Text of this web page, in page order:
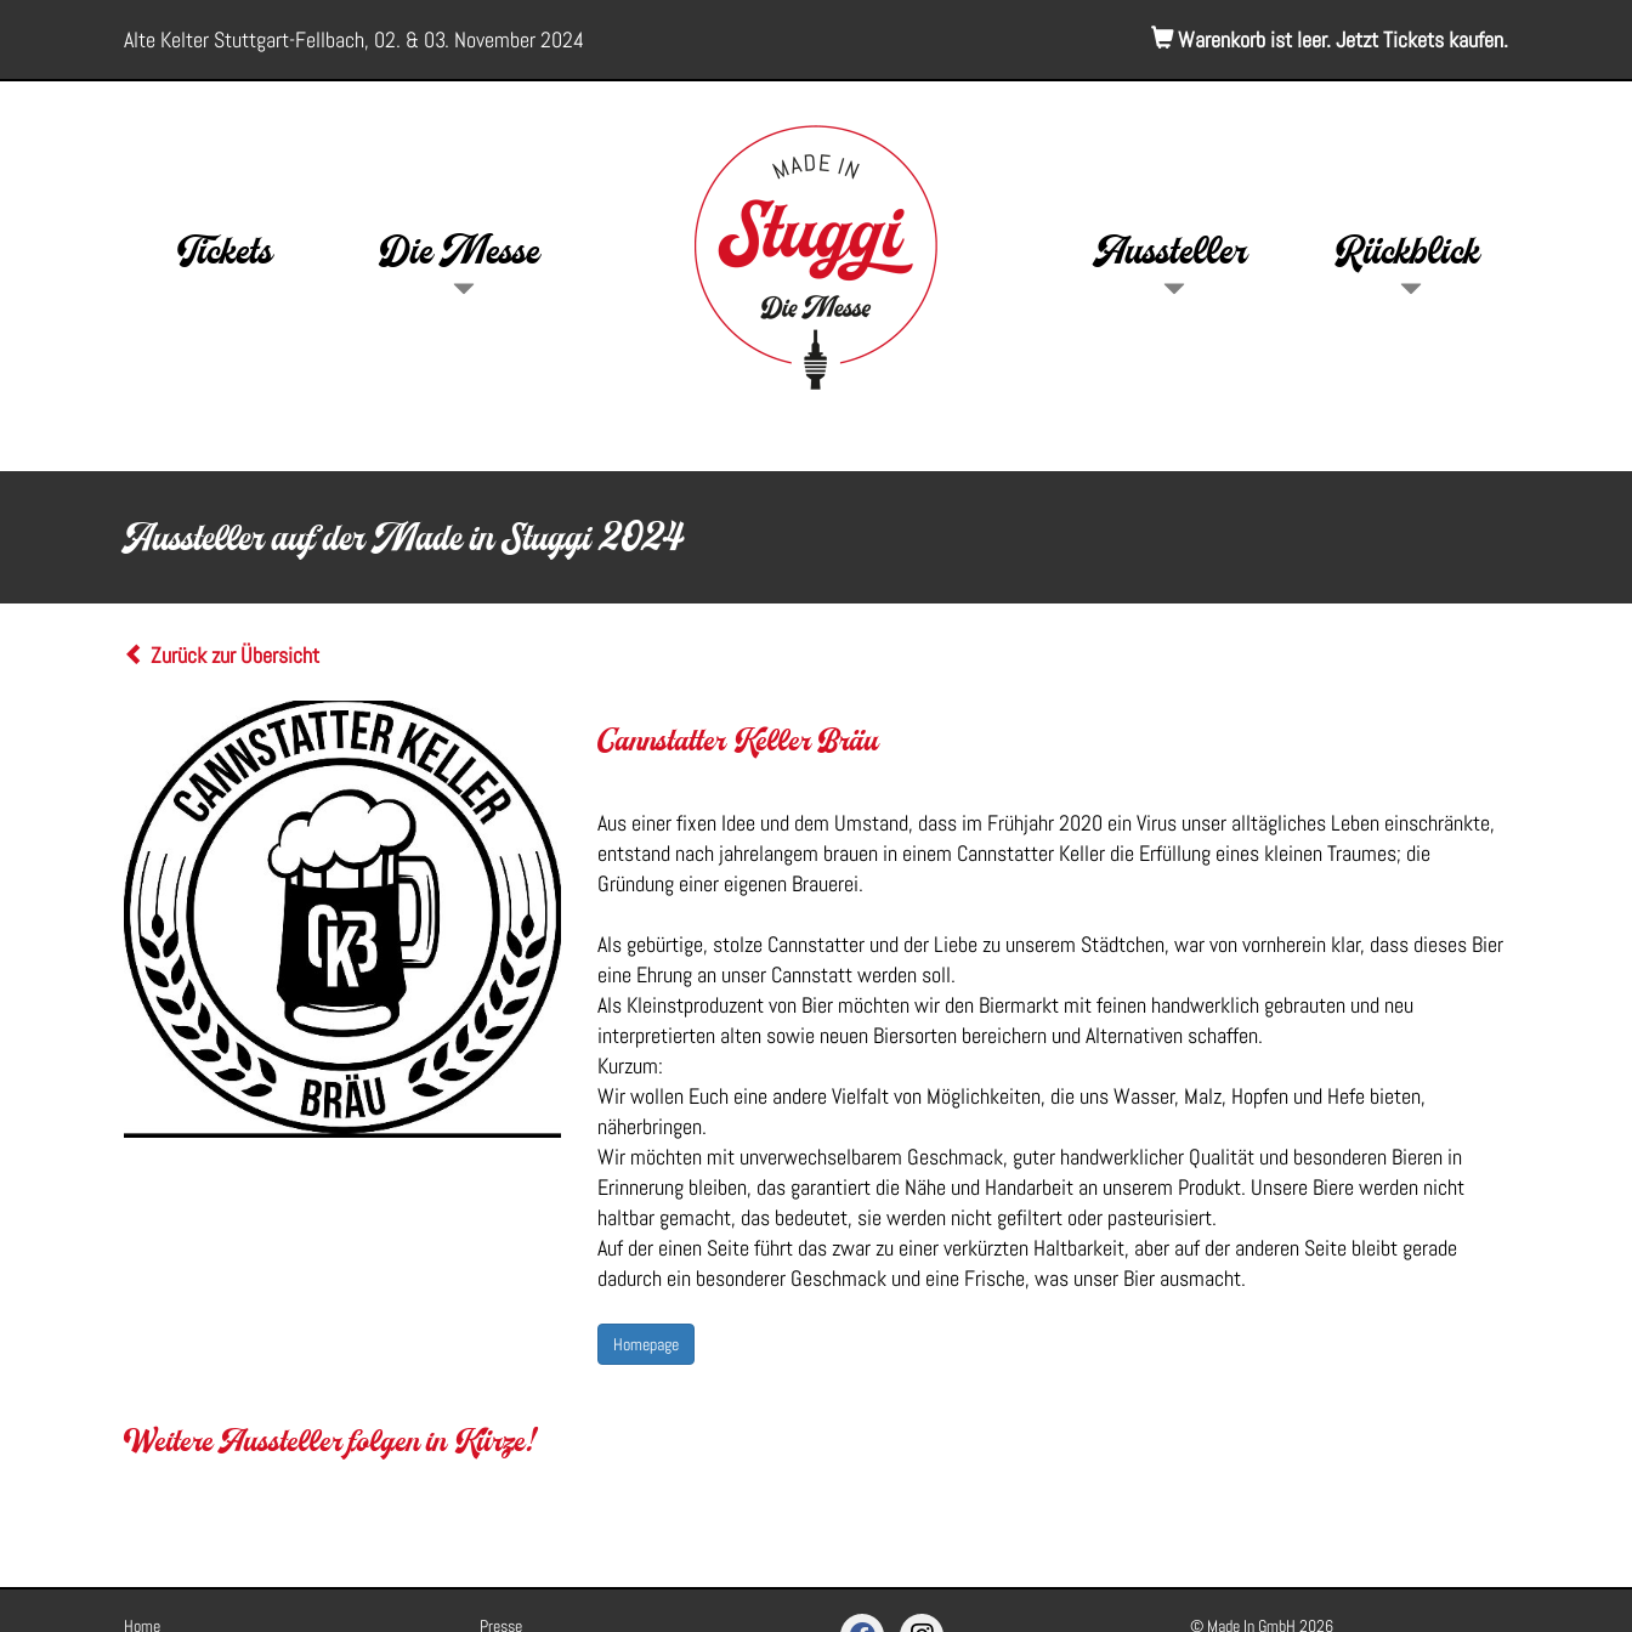
Alte Kelter Stuttgart-Fellbach, 02. & 03. November 2024 Warenkorb ist leer. Jetzt Tickets kaufen.
Tickets Die Messe Aussteller Rückblick
Aussteller auf der Made in Stuggi 2024
Zurück zur Übersicht
Cannstatter Keller Bräu
Aus einer fixen Idee und dem Umstand, dass im Frühjahr 2020 ein Virus unser alltägliches Leben einschränkte,
entstand nach jahrelangem brauen in einem Cannstatter Keller die Erfüllung eines kleinen Traumes; ​die
Gründung einer eigenen Brauerei.
​​Als gebürtige, stolze Cannstatter und der Liebe zu unserem Städtchen, war von vornherein klar, dass dieses Bier
eine Ehrung an unser Cannstatt werden soll. ​
Als Kleinstproduzent von Bier möchten wir den Biermarkt mit feinen handwerklich gebrauten und neu
interpretierten alten sowie neuen Biersorten bereichern und Alternativen schaffen.
Kurzum:
Wir wollen Euch eine andere Vielfalt von Möglichkeiten, die uns Wasser, Malz, Hopfen und Hefe bieten,
näherbringen.
Wir möchten mit unverwechselbarem Geschmack, guter handwerklicher Qualität und besonderen Bieren in
Erinnerung bleiben, das garantiert die Nähe und Handarbeit an unserem Produkt. Unsere Biere werden nicht
haltbar gemacht, das bedeutet, sie werden nicht gefiltert oder pasteurisiert.
Auf der einen Seite führt das zwar zu einer verkürzten Haltbarkeit, aber auf der anderen Seite bleibt gerade
dadurch ein besonderer Geschmack und eine Frische, was unser Bier ausmacht.
Homepage
Weitere Aussteller folgen in Kürze!
Home Presse © Made In GmbH 2026